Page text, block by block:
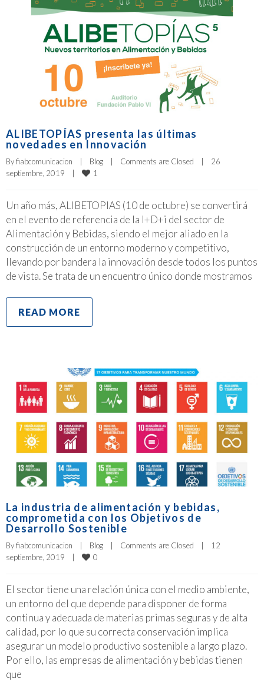
ALIBETOPÍAS presenta las últimas
novedades en Innovación
By fiabcomunicacion Blog Comments are Closed
26
septiembre, 2019
1
Un año más, ALIBETOPIAS (10 de octubre) se convertirá
en el evento de referencia de la I+D+i del sector de
Alimentación y Bebidas, siendo el mejor aliado en la
construcción de un entorno moderno y competitivo,
llevando por bandera la innovación desde todos los puntos
de vista. Se trata de un encuentro único donde mostramos
READ MORE
La industria de alimentación y bebidas,
comprometida con los Objetivos de
Desarrollo Sostenible
By fiabcomunicacion Blog Comments are Closed
12
septiembre, 2019
0
El sector tiene una relación única con el medio ambiente,
un entorno del que depende para disponer de forma
continua y adecuada de materias primas seguras y de alta
calidad, por lo que su correcta conservación implica
asegurar un modelo productivo sostenible a largo plazo.
Por ello, las empresas de alimentación y bebidas tienen
que